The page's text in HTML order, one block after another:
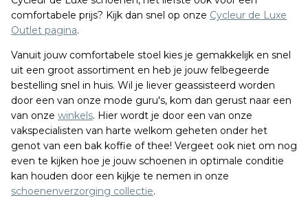
comfortabele prijs? Kijk dan snel op onze Cycleur de Luxe
Outlet pagina.
Vanuit jouw comfortabele stoel kies je gemakkelijk en snel
uit een groot assortiment en heb je jouw felbegeerde
bestelling snel in huis. Wil je liever geassisteerd worden
door een van onze mode guru's, kom dan gerust naar een
van onze winkels. Hier wordt je door een van onze
vakspecialisten van harte welkom geheten onder het
genot van een bak koffie of thee! Vergeet ook niet om nog
even te kijken hoe je jouw schoenen in optimale conditie
kan houden door een kijkje te nemen in onze
schoenenverzorging collectie.